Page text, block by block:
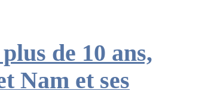
de 10 ans,
Nam et ses